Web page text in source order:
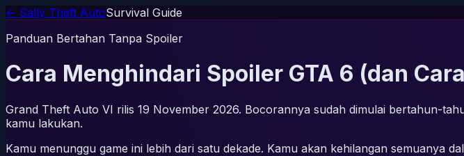
← Sally Theft AutoSurvival Guide
Panduan Bertahan Tanpa Spoiler
Cara Menghindari Spoiler GTA 6 (dan
Grand Theft Auto VI rilis 19 November 2026. Bocorannya sudah dimulai bertahun-
kamu lakukan.
Kamu menunggu game ini lebih dari satu dekade. Kamu akan kehilangan semuanya